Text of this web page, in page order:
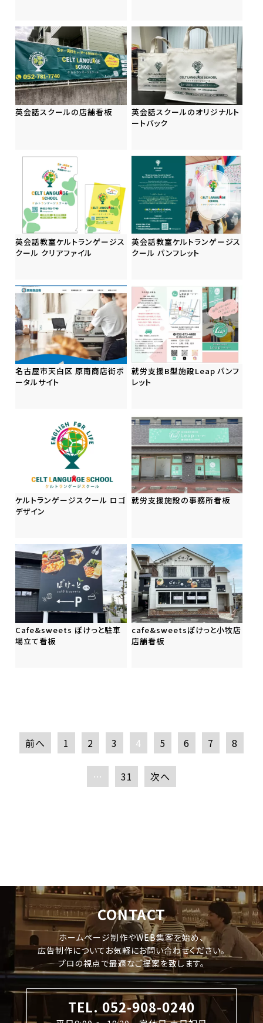
英会話スクールの店舗看板
英会話スクールのオリジナルト
ートバック
英会話教室ケルトランゲージス
クール クリアファイル
英会話教室ケルトランゲージス
クール パンフレット
名古屋市天白区 原南商店街ポ
ータルサイト
就労支援B型施設Leap パンフ
レット
ケルトランゲージスクール ロゴ
デザイン
就労支援施設の事務所看板
Cafe&sweets ぽけっと駐車
場立て看板
cafe&sweetsぽけっと小牧店
店舗看板
前へ 1 2 3 4 5 6 7 8
… 31 次へ
CONTACT
ホームページ制作やWEB集客を始め、
広告制作についてお気軽にお問い合わせください。
プロの視点で最適なご提案を致します。
TEL. 052-908-0240